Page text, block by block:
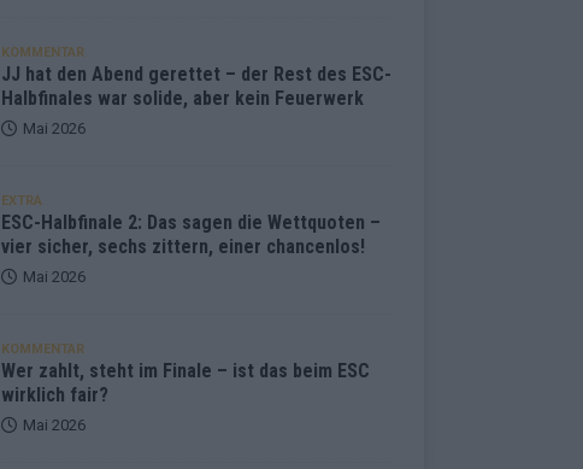
KOMMENTAR
JJ hat den Abend gerettet – der Rest des ESC-
Halbfinales war solide, aber kein Feuerwerk
Mai 2026
EXTRA
ESC-Halbfinale 2: Das sagen die Wettquoten –
vier sicher, sechs zittern, einer chancenlos!
Mai 2026
KOMMENTAR
Wer zahlt, steht im Finale – ist das beim ESC
wirklich fair?
Mai 2026